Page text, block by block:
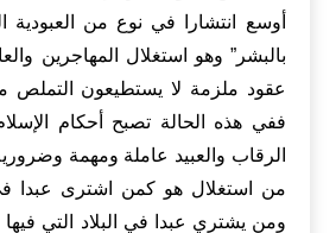
أوسع انتشارا في نوع من العبودية
بالبشر” وهو استغلال المهاجرين
عقود ملزمة لا يستطيعون التملص
ففي هذه الحالة تصبح أحكام
الرقاب والعبيد عاملة ومهمة
من استغلال هو كمن اشترى عبدا
ومن يشتري عبدا في البلاد التي